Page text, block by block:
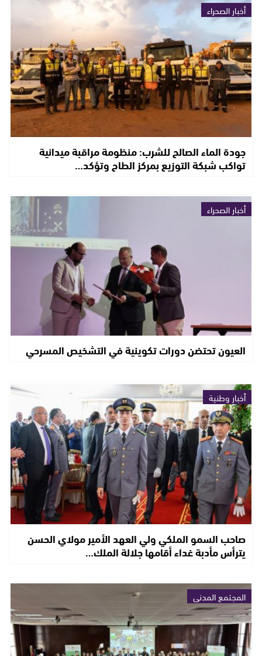
أخبار الصحراء
جودة الماء الصالح للشرب: منظومة مراقبة ميدانية
تواكب شبكة التوزيع بمركز الطاح وتؤكد…
أخبار الصحراء
العيون تحتضن دورات تكوينية في التشخيص المسرحي
أخبار وطنية
صاحب السمو الملكي ولي العهد الأمير مولاي الحسن
يترأس مأدبة غداء أقامها جلالة الملك…
المجتمع المدني